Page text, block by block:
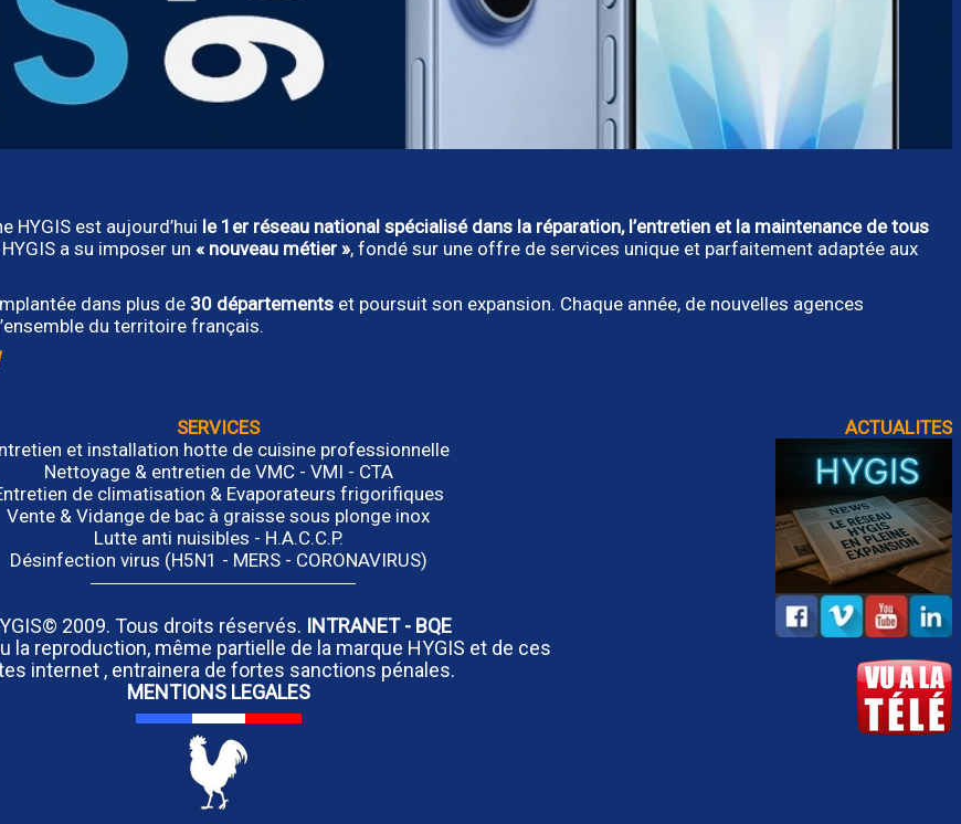
HYGIS est aujourd’hui le 1er réseau national spécialisé dans la réparation, l’entretien et la maintenance de tous
a su imposer un « nouveau métier », fondé sur une offre de services unique et parfaitement adaptée aux
dans plus de 30 départements et poursuit son expansion. Chaque année, de nouvelles agences
du territoire français.
SERVICES
et installation hotte de cuisine professionnelle
Nettoyage & entretien de VMC - VMI - CTA
de climatisation & Evaporateurs frigorifiques
Vente & Vidange de bac à graisse sous plonge inox
Lutte anti nuisibles - H.A.C.C.P.
Désinfection virus (H5N1 - MERS - CORONAVIRUS)
2009. Tous droits réservés. INTRANET- BQE
la reproduction, même partielle de la marque HYGIS et de ces
internet , entrainera de fortes sanctions pénales.
MENTIONS LEGALES
ACTUALITES